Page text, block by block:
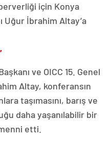
için Konya
Uğur İbrahim Altay’a
ve OICC 15. Genel
Altay, konferansın
taşımasını, barış ve
daha yaşanılabilir bir
etti.